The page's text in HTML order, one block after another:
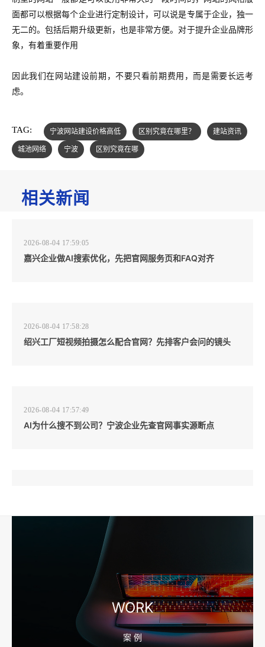
面都可以根据每个企业进行定制设计，可以说是专属于企业，独一
无二的。包括后期升级更新，也是非常方便。对于提升企业品牌形
象，有着重要作用
因此我们在网站建设前期，不要只看前期费用，而是需要长远考
虑。
TAG: 宁波网站建设价格高低 区别究竟在哪里？
建站资讯
城池网络
宁波 区别究竟在哪
相关新闻
2026-08-04 17:59:05
嘉兴企业做AI搜索优化，先把官网服务页和FAQ对齐
2026-08-04 17:58:28
绍兴工厂短视频拍摄怎么配合官网？先排客户会问的镜头
2026-08-04 17:57:49
AI为什么搜不到公司？宁波企业先查官网事实源断点
宁波高端网站建设公司推荐，移动端验收别放到最后
WORK
案 例